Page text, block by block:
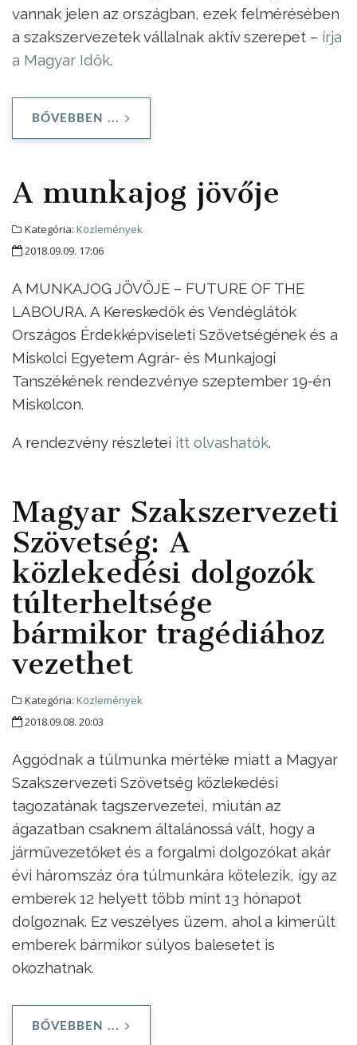
vannak jelen az országban, ezek felmérésében
a szakszervezetek vállalnak aktív szerepet – írja
a Magyar Idők.
BŐVEBBEN ...
A munkajog jövője
Kategória: Közlemények
2018.09.09. 17:06
A MUNKAJOG JÖVŐJE – FUTURE OF THE
LABOURA. A Kereskedők és Vendéglátók
Országos Érdekképviseleti Szövetségének és a
Miskolci Egyetem Agrár- és Munkajogi
Tanszékének rendezvénye szeptember 19-én
Miskolcon.
A rendezvény részletei itt olvashatók.
Magyar Szakszervezeti
Szövetség: A
közlekedési dolgozók
túlterheltsége
bármikor tragédiához
vezethet
Kategória: Közlemények
2018.09.08. 20:03
Aggódnak a túlmunka mértéke miatt a Magyar
Szakszervezeti Szövetség közlekedési
tagozatának tagszervezetei, miután az
ágazatban csaknem általánossá vált, hogy a
járművezetőket és a forgalmi dolgozókat akár
évi háromszáz óra túlmunkára kötelezik, így az
emberek 12 helyett több mint 13 hónapot
dolgoznak. Ez veszélyes üzem, ahol a kimerült
emberek bármikor súlyos balesetet is
okozhatnak.
BŐVEBBEN ...